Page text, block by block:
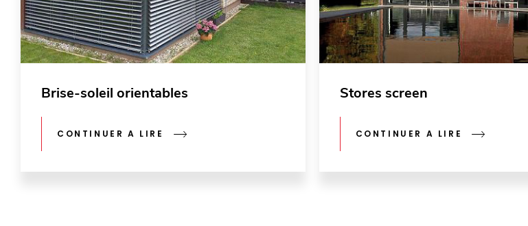
Brise-soleil orientables
CONTINUER A LIRE
Stores screen
CONTINUER A LIRE